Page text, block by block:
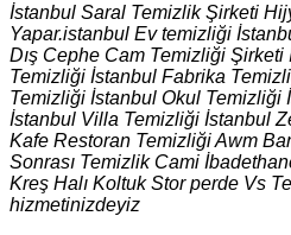
İstanbul Saral Temizlik Şirketi
Yapar.istanbul Ev temizliği
Dış Cephe Cam Temizliği Şirketi
Temizliği İstanbul Fabrika
Temizliği İstanbul Okul Temizliği
İstanbul Villa Temizliği İstanbul
Kafe Restoran Temizliği Awm
Sonrası Temizlik Cami
Kreş Halı Koltuk Stor perde Vs
hizmetinizdeyiz